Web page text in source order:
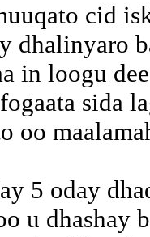
cid
dhalinyaro
in loogu
sida
oo
5 oday
u dhashay